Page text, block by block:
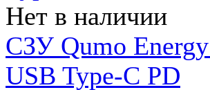
Нет в наличии
СЗУ Qumo
USB Type-C PD